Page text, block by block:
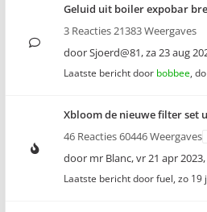
Geluid uit boiler expobar
3 Reacties 21383 Weergaves
doorSjoerd@81,za 23 aug
Laatste bericht door bobbee,
Xbloom de nieuwe filter set
46 Reacties 60446 Weergaves
door mr Blanc,vr 21 apr
Laatste bericht doorfuel, zo 19